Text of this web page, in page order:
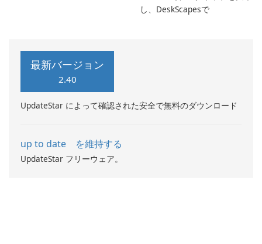
し、DeskScapesで
最新バージョン
2.40
UpdateStar によって確認された安全で無料のダウンロード
up to date を維持する
UpdateStar フリーウェア。